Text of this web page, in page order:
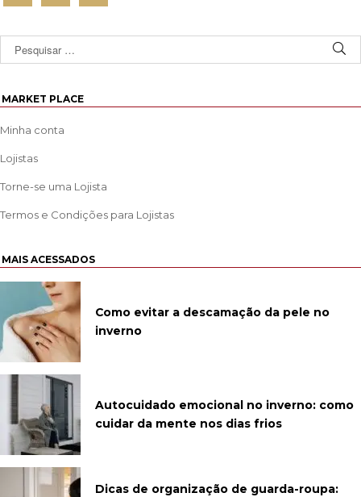
MARKET PLACE
Minha conta
Lojistas
Torne-se uma Lojista
Termos e Condições para Lojistas
MAIS ACESSADOS
Como evitar a descamação da pele no
inverno
Autocuidado emocional no inverno: como
cuidar da mente nos dias frios
Dicas de organização de guarda-roupa: